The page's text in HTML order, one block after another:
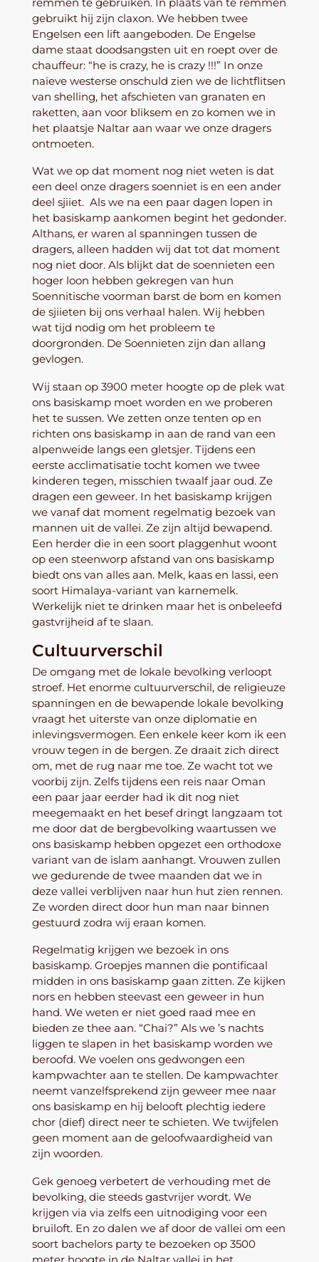
gebruikt hij zijn claxon. We hebben twee
Engelsen een lift aangeboden. De Engelse
dame staat doodsangsten uit en roept over de
chauffeur: “he is crazy, he is crazy !!!” In onze
naïeve westerse onschuld zien we de lichtflitsen
van shelling, het afschieten van granaten en
raketten, aan voor bliksem en zo komen we in
het plaatsje Naltar aan waar we onze dragers
ontmoeten.
Wat we op dat moment nog niet weten is dat
een deel onze dragers soenniet is en een ander
deel sjiiet. Als we na een paar dagen lopen in
het basiskamp aankomen begint het gedonder.
Althans, er waren al spanningen tussen de
dragers, alleen hadden wij dat tot dat moment
nog niet door. Als blijkt dat de soennieten een
hoger loon hebben gekregen van hun
Soennitische voorman barst de bom en komen
de sjiieten bij ons verhaal halen. Wij hebben
wat tijd nodig om het probleem te
doorgronden. De Soennieten zijn dan allang
gevlogen.
Wij staan op 3900 meter hoogte op de plek wat
ons basiskamp moet worden en we proberen
het te sussen. We zetten onze tenten op en
richten ons basiskamp in aan de rand van een
alpenweide langs een gletsjer. Tijdens een
eerste acclimatisatie tocht komen we twee
kinderen tegen, misschien twaalf jaar oud. Ze
dragen een geweer. In het basiskamp krijgen
we vanaf dat moment regelmatig bezoek van
mannen uit de vallei. Ze zijn altijd bewapend.
Een herder die in een soort plaggenhut woont
op een steenworp afstand van ons basiskamp
biedt ons van alles aan. Melk, kaas en lassi, een
soort Himalaya-variant van karnemelk.
Werkelijk niet te drinken maar het is onbeleefd
gastvrijheid af te slaan.
Cultuurverschil
De omgang met de lokale bevolking verloopt
stroef. Het enorme cultuurverschil, de religieuze
spanningen en de bewapende lokale bevolking
vraagt het uiterste van onze diplomatie en
inlevingsvermogen. Een enkele keer kom ik een
vrouw tegen in de bergen. Ze draait zich direct
om, met de rug naar me toe. Ze wacht tot we
voorbij zijn. Zelfs tijdens een reis naar Oman
een paar jaar eerder had ik dit nog niet
meegemaakt en het besef dringt langzaam tot
me door dat de bergbevolking waartussen we
ons basiskamp hebben opgezet een orthodoxe
variant van de islam aanhangt. Vrouwen zullen
we gedurende de twee maanden dat we in
deze vallei verblijven naar hun hut zien rennen.
Ze worden direct door hun man naar binnen
gestuurd zodra wij eraan komen.
Regelmatig krijgen we bezoek in ons
basiskamp. Groepjes mannen die pontificaal
midden in ons basiskamp gaan zitten. Ze kijken
nors en hebben steevast een geweer in hun
hand. We weten er niet goed raad mee en
bieden ze thee aan. “Chai?” Als we ’s nachts
liggen te slapen in het basiskamp worden we
beroofd. We voelen ons gedwongen een
kampwachter aan te stellen. De kampwachter
neemt vanzelfsprekend zijn geweer mee naar
ons basiskamp en hij belooft plechtig iedere
chor (dief) direct neer te schieten. We twijfelen
geen moment aan de geloofwaardigheid van
zijn woorden.
Gek genoeg verbetert de verhouding met de
bevolking, die steeds gastvrijer wordt. We
krijgen via via zelfs een uitnodiging voor een
bruiloft. En zo dalen we af door de vallei om een
soort bachelors party te bezoeken op 3500